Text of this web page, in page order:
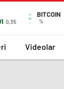
0,35
BITCOIN
%
Videolar